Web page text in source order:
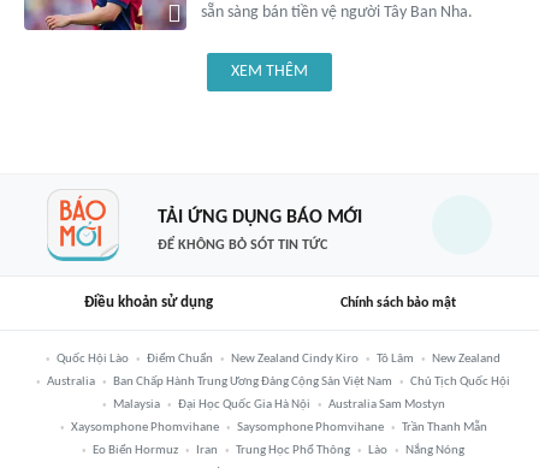
sẵn sàng bán tiền vệ người Tây Ban Nha.
XEM THÊM
TẢI ỨNG DỤNG BÁO MỚI
ĐỂ KHÔNG BỎ SÓT TIN TỨC
Điều khoản sử dụng Chính sách bảo mật
Quốc Hội Lào Điểm Chuẩn New Zealand Cindy Kiro Tô Lâm
New Zealand
Australia
Ban Chấp Hành Trung Ương Đảng Cộng Sản Việt Nam
Chủ Tịch Quốc Hội
Malaysia
Đại Học Quốc Gia Hà Nội
Australia Sam Mostyn
Xaysomphone Phomvihane
Saysomphone Phomvihane
Trần Thanh Mẫn
Eo Biển Hormuz
Iran Trung Học Phổ Thông Lào
Nắng Nóng